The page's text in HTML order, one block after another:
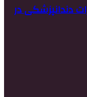
دندانپزشکی در